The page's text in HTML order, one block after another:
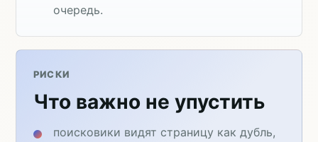
очередь.
РИСКИ
Что важно не упустить
поисковики видят страницу как дубль,